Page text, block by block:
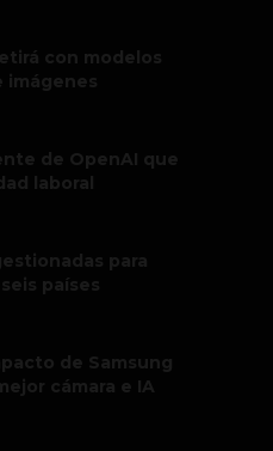
con modelos
imágenes
de OpenAI que
laboral
para
países
de Samsung
cámara e IA